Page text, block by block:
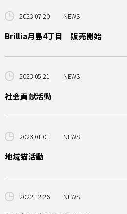
2023.07.20 NEWS
Brillia月島4丁目 販売開始
2023.05.21 NEWS
社会貢献活動
2023.01.01 NEWS
地域猫活動
2022.12.26 NEWS